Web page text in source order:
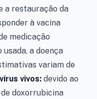
a restauração da
à vacina
medicação
a doença
variam de
vivos: devido ao
doxorrubicina